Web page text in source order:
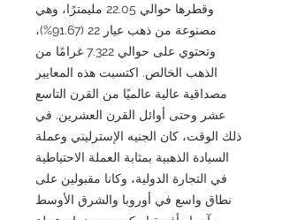
وقطرها حوالي 22.05 مليمترًا، وهي
مصنوعة من ذهب عيار 22 (91.67%)،
وتحتوي على حوالي 7.322 غرامًا من
الذهب الخالص. اكتسبت هذه المعايير
مصداقية عالية عالميًا من القرن التاسع
عشر وحتى أوائل القرن العشرين. في
ذلك الوقت، كان الجنيه الإسترليني وعملة
السيادة الذهبية بمثابة العملة الاحتياطية
في التجارة الدولية، وكانا مقبولين على
نطاق واسع في أوروبا والشرق الأوسط